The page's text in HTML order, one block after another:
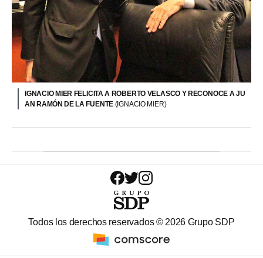
IGNACIO MIER FELICITA A ROBERTO VELASCO Y RECONOCE A JU
AN RAMÓN DE LA FUENTE (IGNACIO MIER)
Todos los derechos reservados © 2026 Grupo SDP